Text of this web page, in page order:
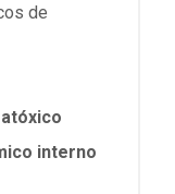
de
interno